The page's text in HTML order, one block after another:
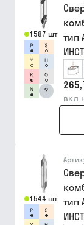
1587 шт
?
тип
вкл
1544 шт тип